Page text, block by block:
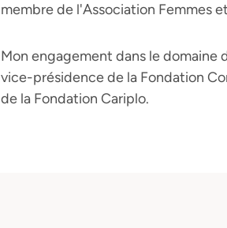
membre de l'Association Femmes
Mon engagement dans le domaine
vice-présidence de la Fondation
de la Fondation Cariplo.